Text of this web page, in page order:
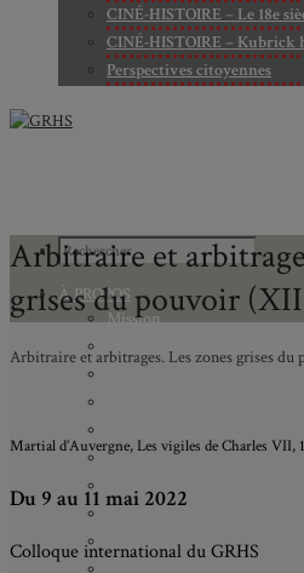
CINÉ-HISTOIRE – Le 18e
CINÉ-HISTOIRE – Kubrick
Perspectives citoyennes
À PROPOS
Mission
Programmation scientifique
Diplômé.e.s
Statuts
Partenaires
Arbitraire et
grises du pouvoir
Arbitraire et arbitrages. Les zones grises
Martial d’Auvergne, Les vigiles de Charles
Du 9 au 11 mai 2022
Colloque international du GRHS